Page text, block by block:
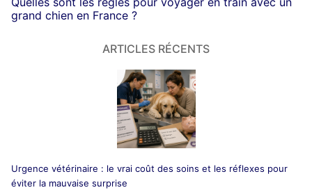
grand chien en France ?
ARTICLES RÉCENTS
Urgence vétérinaire : le vrai coût des soins et les réflexes pour
éviter la mauvaise surprise